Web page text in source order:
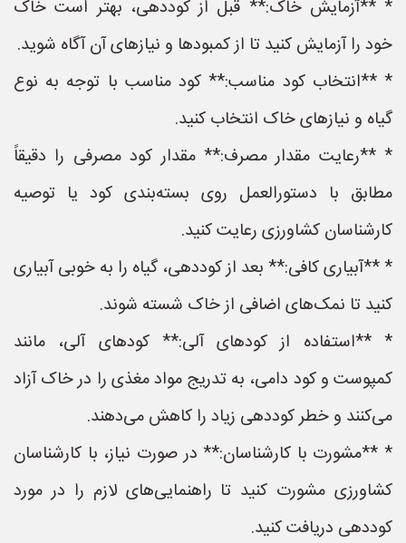
* **آزمایش خاک:** قبل از کوددهی، بهتر است خاک
خود را آزمایش کنید تا از کمبودها و نیازهای آن آگاه شوید.
* **انتخاب کود مناسب:** کود مناسب با توجه به نوع
گیاه و نیازهای خاک انتخاب کنید.
* **رعایت مقدار مصرف:** مقدار کود مصرفی را دقیقاً
مطابق با دستورالعمل روی بسته‌بندی کود یا توصیه
کارشناسان کشاورزی رعایت کنید.
* **آبیاری کافی:** بعد از کوددهی، گیاه را به خوبی آبیاری
کنید تا نمک‌های اضافی از خاک شسته شوند.
* **استفاده از کودهای آلی:** کودهای آلی، مانند
کمپوست و کود دامی، به تدریج مواد مغذی را در خاک آزاد
می‌کنند و خطر کوددهی زیاد را کاهش می‌دهند.
* **مشورت با کارشناسان:** در صورت نیاز، با کارشناسان
کشاورزی مشورت کنید تا راهنمایی‌های لازم را در مورد
کوددهی دریافت کنید.